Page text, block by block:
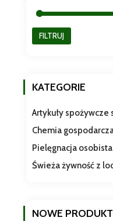
FILTRUJ
KATEGORIE
Artykuły spożywcze
Chemia
Pielęgnacja osobista
Świeża żywność z
NOWE